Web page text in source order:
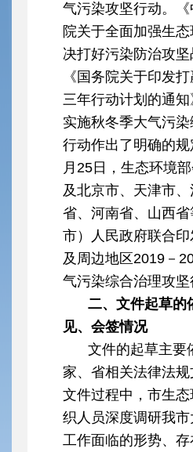
气污染攻坚行动。
院关于全面加强生
决打好污染防治攻坚
《国务院关于印发
三年行动计划的通
实施秋冬季大气污
行动作出了明确的
月25日，生态环境
及北京市、天津市
省、河南省、山西
市）人民政府联合
及周边地区2019－
气污染综合治理攻坚
二、文件起草的
见、会签情况
文件的起草主要
家、省相关法律法
文件过程中，市生态
织人员深度调研我
工作面临的形势、